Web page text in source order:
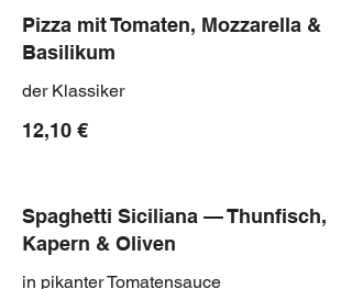
Pizza mit Tomaten, Mozzarella &
Basilikum
der Klassiker
12,10 €
Spaghetti Siciliana — Thunfisch,
Kapern & Oliven
in pikanter Tomatensauce